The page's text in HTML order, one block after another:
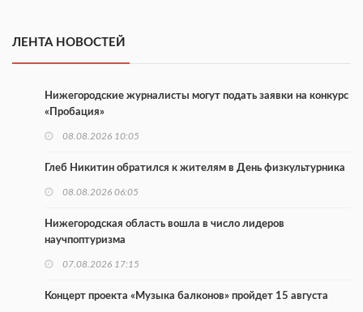
ЛЕНТА НОВОСТЕЙ
Нижегородские журналисты могут подать заявки на конкурс
«Пробация»
08.08.2026 10:05
Глеб Никитин обратился к жителям в День физкультурника
08.08.2026 06:05
Нижегородская область вошла в число лидеров
научпоптуризма
07.08.2026 17:15
Концерт проекта «Музыка балконов» пройдет 15 августа